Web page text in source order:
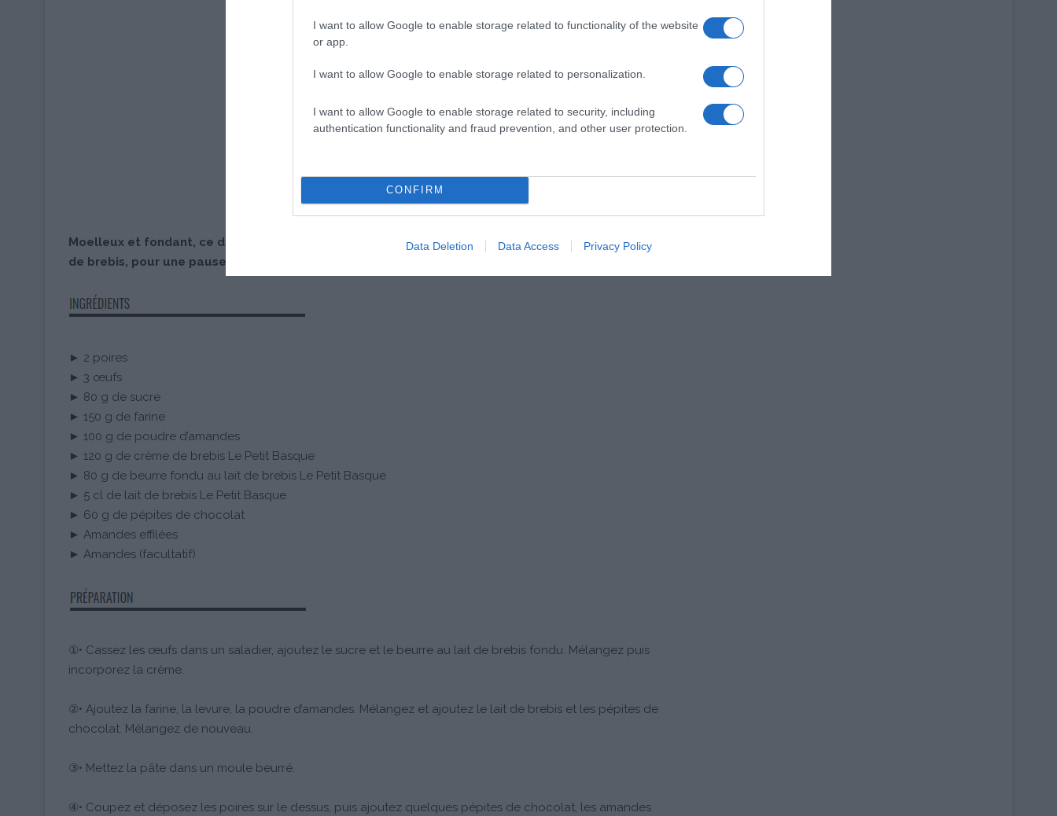
I want to allow Google to enable storage related to functionality of the website
or app.
I want to allow Google to enable storage related to personalization.
I want to allow Google to enable storage related to security, including
authentication functionality and fraud prevention, and other user protection.
CONFIRM
Data Deletion Data Access Privacy Policy
Moelleux et fondant, ce dessert marie la douceur des poires à la gourmandise du chocolat au lait
de brebis, pour une pause sucrée pleine de tendresse.
► 2 poires
► 3 œufs
► 80 g de sucre
► 150 g de farine
► 100 g de poudre d’amandes
► 120 g de crème de brebis Le Petit Basque
► 80 g de beurre fondu au lait de brebis Le Petit Basque
► 5 cl de lait de brebis Le Petit Basque
► 60 g de pépites de chocolat
► Amandes effilées
► Amandes (facultatif)
①• Cassez les œufs dans un saladier, ajoutez le sucre et le beurre au lait de brebis fondu. Mélangez puis
incorporez la crème.
②• Ajoutez la farine, la levure, la poudre d’amandes. Mélangez et ajoutez le lait de brebis et les pépites de
chocolat. Mélangez de nouveau.
③• Mettez la pâte dans un moule beurré.
④• Coupez et déposez les poires sur le dessus, puis ajoutez quelques pépites de chocolat, les amandes